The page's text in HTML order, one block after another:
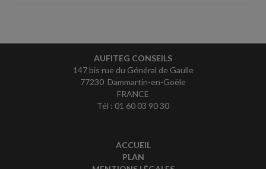
AUFITEG CONSEILS
147 bis rue du Général de Gaulle
77230 Dammartin-en-Goële
FRANCE
Tél : 01 60 03 90 30
ACCUEIL
PLAN